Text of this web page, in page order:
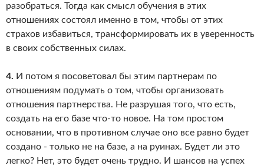
разобраться. Тогда как смысл обучения в этих
отношениях состоял именно в том, чтобы от этих
страхов избавиться, трансформировать их в уверенность
в своих собственных силах.
4. И потом я посоветовал бы этим партнерам по
отношениям подумать о том, чтобы организовать
отношения партнерства. Не разрушая того, что есть,
создать на его базе что-то новое. На том простом
основании, что в противном случае оно все равно будет
создано - только не на базе, а на руинах. Будет ли это
легко? Нет, это будет очень трудно. И шансов на успех